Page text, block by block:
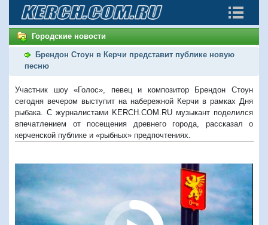
Городские новости
Брендон Стоун в Керчи представит публике новую
песню
Участник шоу «Голос», певец и композитор Брендон Стоун
сегодня вечером выступит на набережной Керчи в рамках Дня
рыбака. С журналистами KERCH.COM.RU музыкант поделился
впечатлением от посещения древнего города, рассказал о
керченской публике и «рыбных» предпочтениях.